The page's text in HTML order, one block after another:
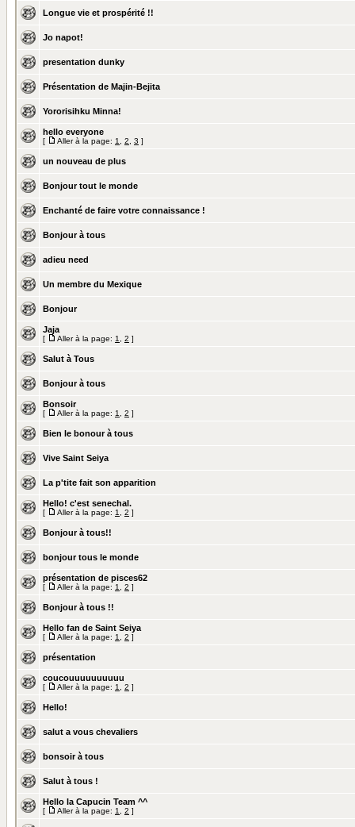
Longue vie et prospérité !!
Jo napot!
presentation dunky
Présentation de Majin-Bejita
Yororisihku Minna!
hello everyone
[ Aller à la page: 1 2 3 ]
un nouveau de plus
Bonjour tout le monde
Enchanté de faire votre connaissance !
Bonjour à tous
adieu need
Un membre du Mexique
Bonjour
Jaja
[ Aller à la page: 1 2 ]
Salut à Tous
Bonjour à tous
Bonsoir
[ Aller à la page: 1 2 ]
Bien le bonour à tous
Vive Saint Seiya
La p'tite fait son apparition
Hello! c'est senechal.
[ Aller à la page: 1 2 ]
Bonjour à tous!!
bonjour tous le monde
présentation de pisces62
[ Aller à la page: 1 2 ]
Bonjour à tous !!
Hello fan de Saint Seiya
[ Aller à la page: 1 2 ]
présentation
coucouuuuuuuuuu
[ Aller à la page: 1 2 ]
Hello!
salut a vous chevaliers
bonsoir à tous
Salut à tous !
Hello la Capucin Team ^^
[ Aller à la page: 1 2 ]